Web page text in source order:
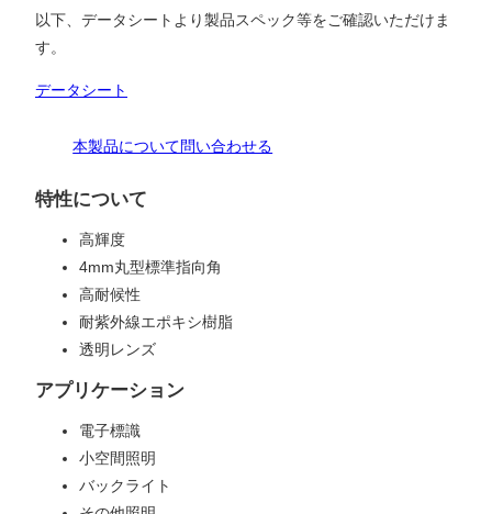
以下、データシートより製品スペック等をご確認いただけま
す。
データシート
本製品について問い合わせる
特性について
高輝度
4mm丸型標準指向角
高耐候性
耐紫外線エポキシ樹脂
透明レンズ
アプリケーション
電子標識
小空間照明
バックライト